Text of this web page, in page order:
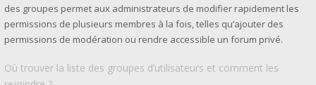
des groupes permet aux administrateurs de modifier rapidement les
permissions de plusieurs membres à la fois, telles qu’ajouter des
permissions de modération ou rendre accessible un forum privé.
Où trouver la liste des groupes d’utilisateurs et comment les